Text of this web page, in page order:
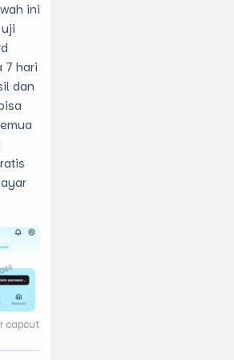
ini
7 hari
dan
capcut